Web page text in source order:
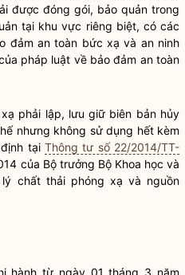
được đóng gói, bảo quản trong
tại khu vực riêng biệt, có các
đảm an toàn bức xạ và an ninh
pháp luật về bảo đảm an toàn
phải lập, lưu giữ biên bản hủy
nhưng không sử dụng hết kèm
tại Thông tư số 22/2014/TT-
của Bộ trưởng Bộ Khoa học và
chất thải phóng xạ và nguồn
hành từ ngày 01 tháng 3 năm